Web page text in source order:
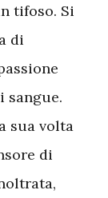
tifoso. Si
di
sangue.
sua volta
di